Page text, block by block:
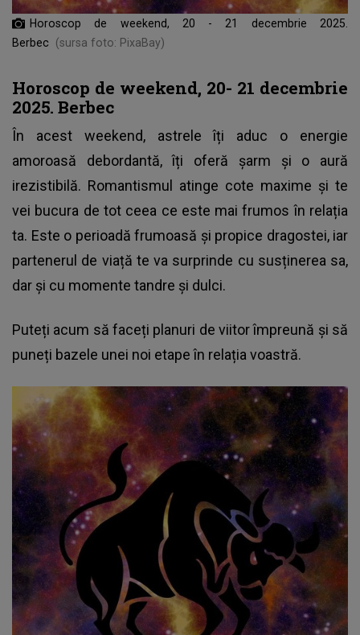
Horoscop de weekend, 20 - 21 decembrie 2025.
Berbec
(sursa foto: PixaBay)
Horoscop de weekend, 20- 21 decembrie
2025. Berbec
În acest weekend, astrele îți aduc o energie
amoroasă debordantă, îți oferă șarm și o aură
irezistibilă. Romantismul atinge cote maxime și te
vei bucura de tot ceea ce este mai frumos în relația
ta. Este o perioadă frumoasă și propice dragostei, iar
partenerul de viață te va surprinde cu susținerea sa,
dar și cu momente tandre și dulci.
Puteți acum să faceți planuri de viitor împreună și să
puneți bazele unei noi etape în relația voastră.